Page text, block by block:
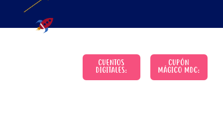
CUENTOS
DIGITALES:
CUPÓN
MÁGICO MDC: